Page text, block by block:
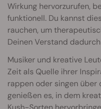
Wirkung hervorzurufen,
funktionell. Du kannst
rauchen, um
Deinen Verstand
Musiker und kreative
Zeit als Quelle ihrer
rappen oder singen
genießen es, in dem